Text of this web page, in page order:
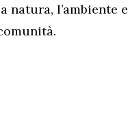
natura, l’ambiente e